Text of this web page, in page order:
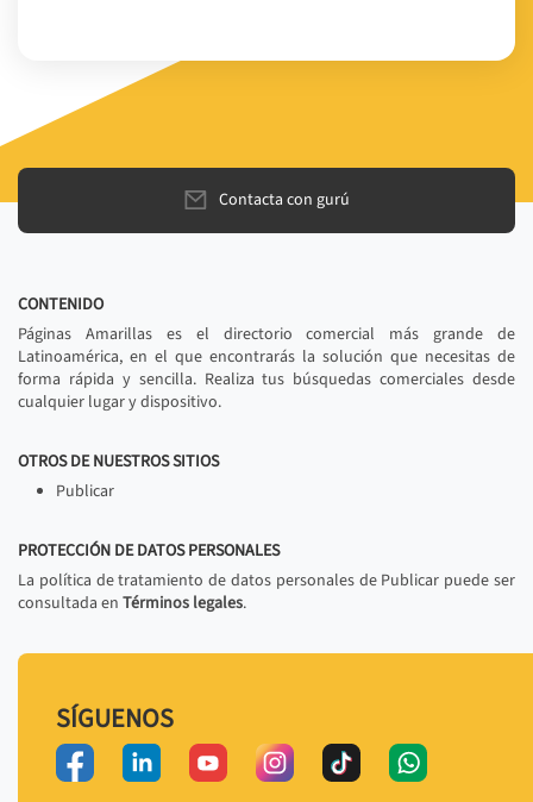
Contacta con gurú
CONTENIDO
Páginas Amarillas es el directorio comercial más grande de
Latinoamérica, en el que encontrarás la solución que necesitas de
forma rápida y sencilla. Realiza tus búsquedas comerciales desde
cualquier lugar y dispositivo.
OTROS DE NUESTROS SITIOS
Publicar
PROTECCIÓN DE DATOS PERSONALES
La política de tratamiento de datos personales de Publicar puede ser
consultada en Términos legales.
SÍGUENOS